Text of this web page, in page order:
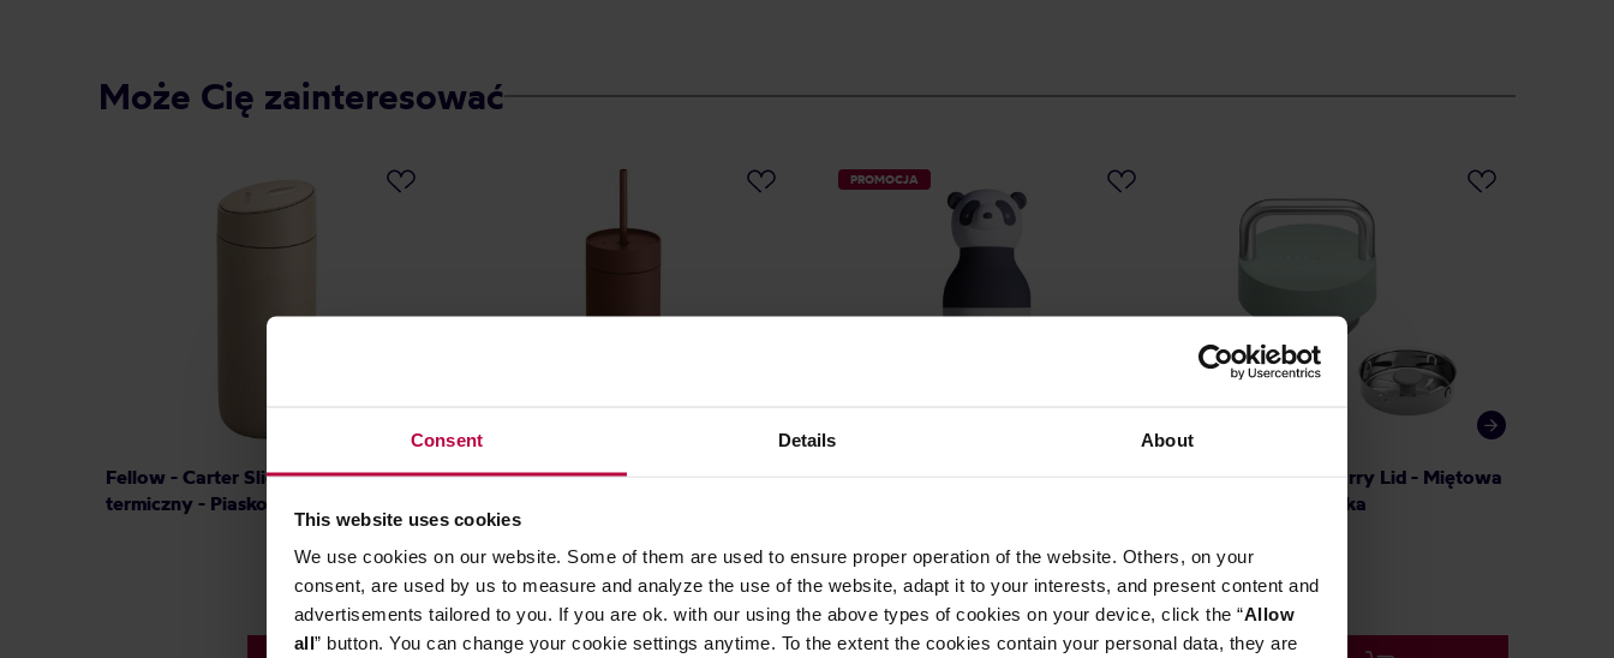
Consent Details About
This website uses cookies
We use cookies on our website. Some of them are used to ensure proper operation of the website. Others, on your
consent, are used by us to measure and analyze the use of the website, adapt it to your interests, and present content and
advertisements tailored to you. If you are ok. with our using the above types of cookies on your device, click the “Allow
all” button. You can change your cookie settings anytime. To the extent the cookies contain your personal data, they are
Może Cię zainteresować
Fellow - Carter Slide Mug - Kubek
termiczny - Piaskowy 473 ml
Fellow - Carter Move Mug 3 w 1 -
Sienna 473 ml
259,99 zł
Najniższa cena: 174,99 zł
PROMOCJA
159,99 zł
Najniższa cena: 159,99 zł
Fellow - Carter Carry Lid - Miętowa
pokrywka do kubka